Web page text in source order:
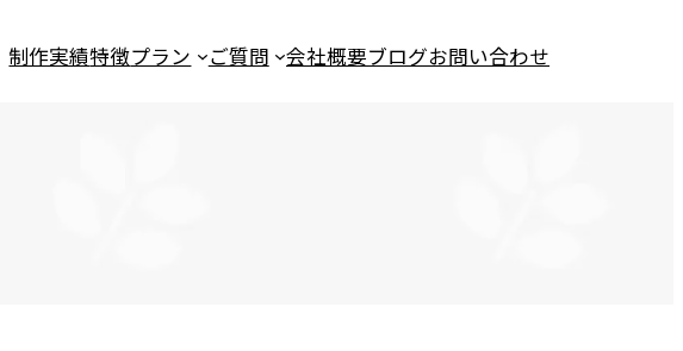
制作実績特徴プラン ご質問 会社概要ブログお問い合わせ